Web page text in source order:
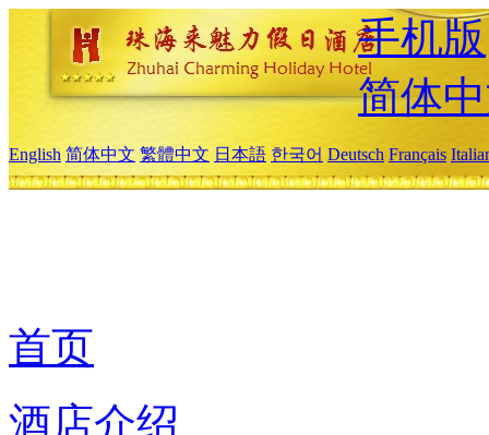
手机版
简体
English 简体中文 繁體中文 日本語 한국어 Deutsch Français
首页
酒店介绍